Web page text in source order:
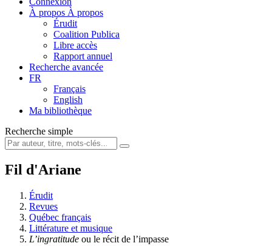
À propos À propos
Érudit
Coalition Publica
Libre accès
Rapport annuel
Recherche avancée
FR
Français
English
Ma bibliothèque
Recherche simple
Fil d'Ariane
Érudit
Revues
Québec français
Littérature et musique
L’ingratitude ou le récit de l’impasse